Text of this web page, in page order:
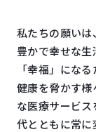
私たちの願い
豊かで幸せな生
「幸福」にな
健康を脅かす
な医療サービ
代とともに常に